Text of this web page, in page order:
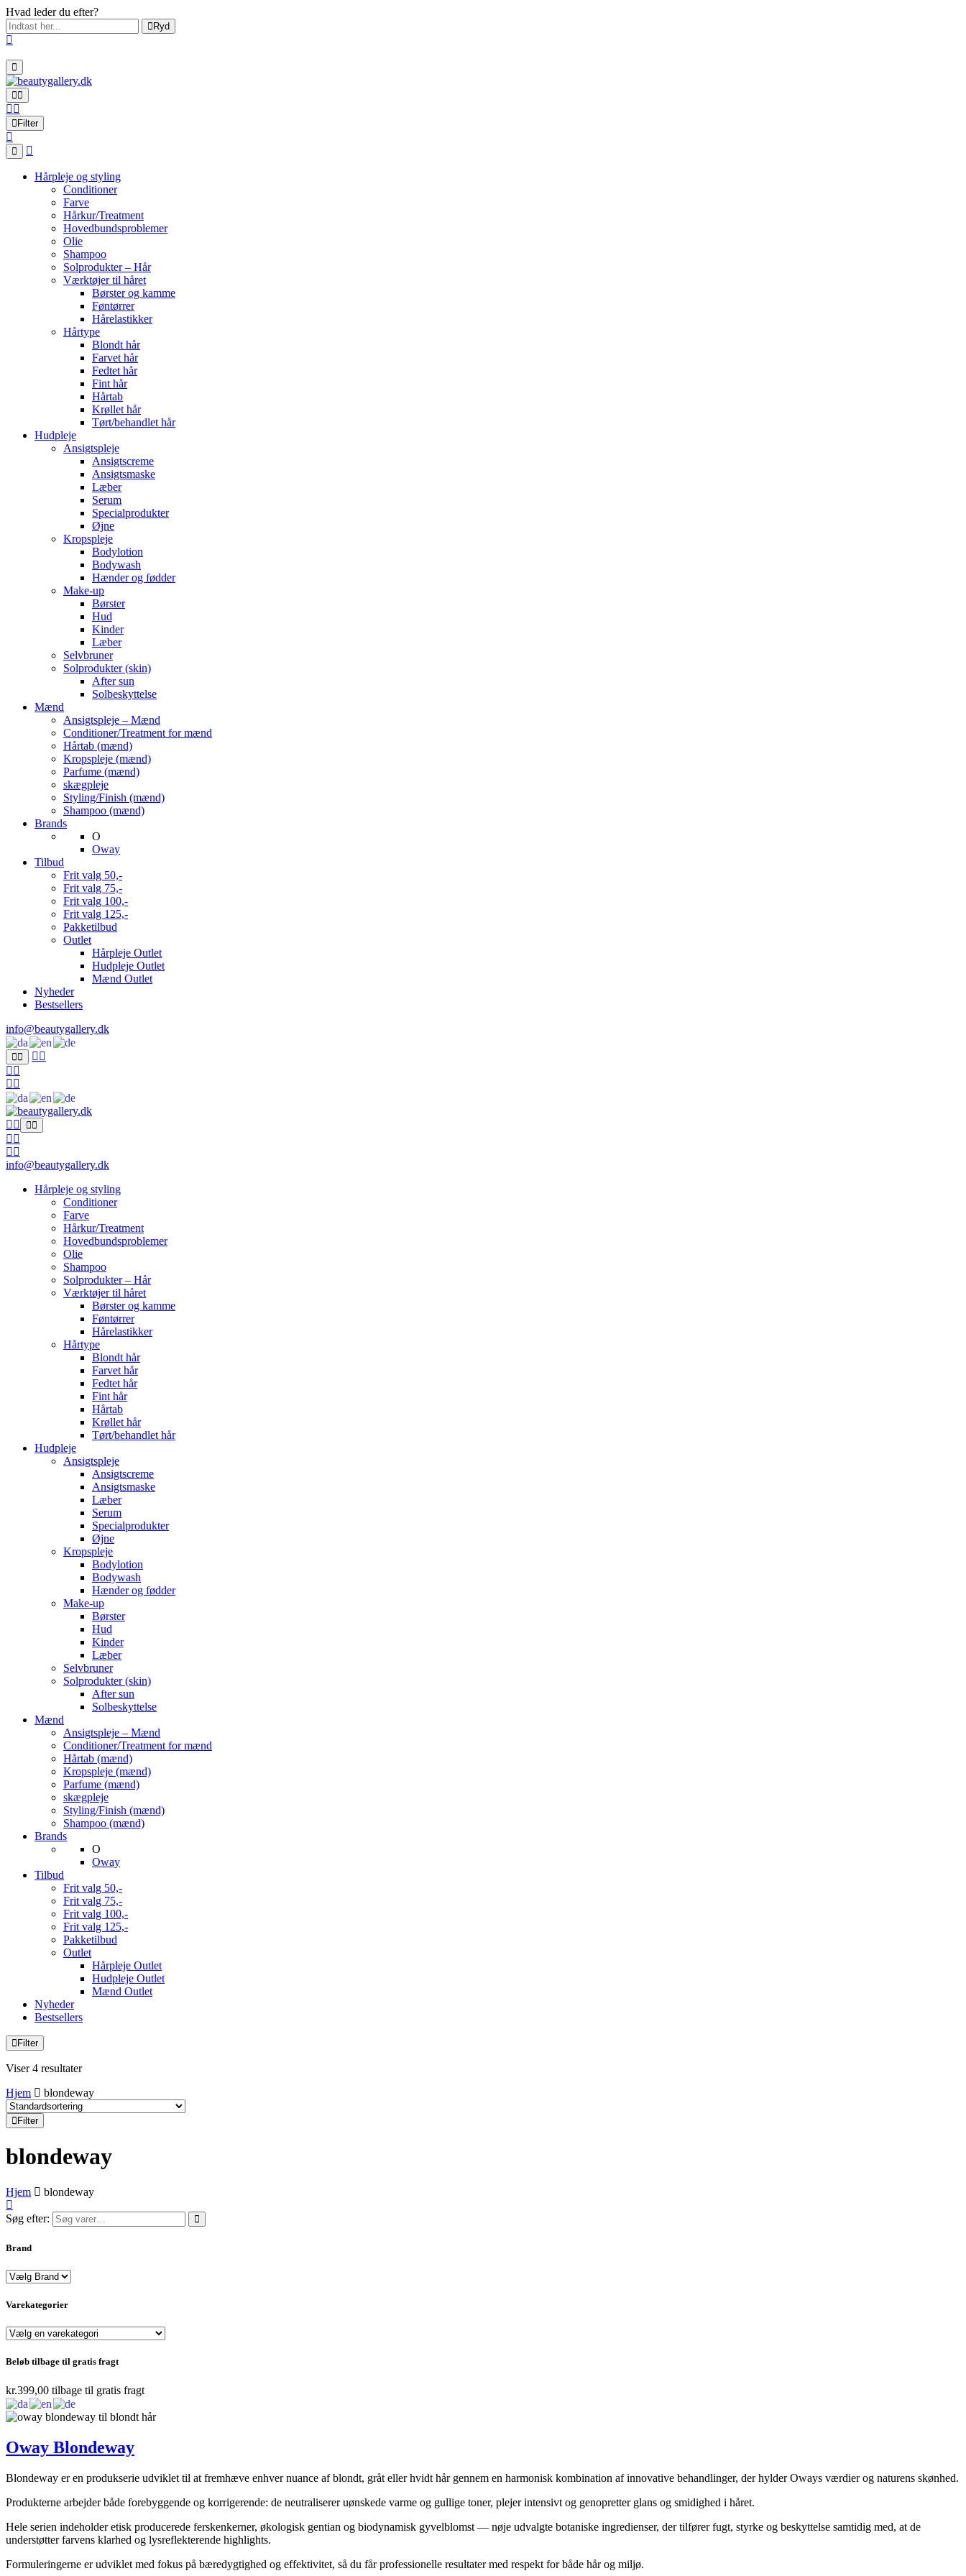
Hvad leder du efter?
Ryd
Filter
Hårpleje og styling
Conditioner
Farve
Hårkur/Treatment
Hovedbundsproblemer
Olie
Shampoo
Solprodukter – Hår
Værktøjer til håret
Børster og kamme
Føntørrer
Hårelastikker
Hårtype
Blondt hår
Farvet hår
Fedtet hår
Fint hår
Hårtab
Krøllet hår
Tørt/behandlet hår
Hudpleje
Ansigtspleje
Ansigtscreme
Ansigtsmaske
Læber
Serum
Specialprodukter
Øjne
Kropspleje
Bodylotion
Bodywash
Hænder og fødder
Make-up
Børster
Hud
Kinder
Læber
Selvbruner
Solprodukter (skin)
After sun
Solbeskyttelse
Mænd
Ansigtspleje – Mænd
Conditioner/Treatment for mænd
Hårtab (mænd)
Kropspleje (mænd)
Parfume (mænd)
skægpleje
Styling/Finish (mænd)
Shampoo (mænd)
Brands
O
Oway
Tilbud
Frit valg 50,-
Frit valg 75,-
Frit valg 100,-
Frit valg 125,-
Pakketilbud
Outlet
Hårpleje Outlet
Hudpleje Outlet
Mænd Outlet
Nyheder
Bestsellers
info@beautygallery.dk
info@beautygallery.dk
Hårpleje og styling
Conditioner
Farve
Hårkur/Treatment
Hovedbundsproblemer
Olie
Shampoo
Solprodukter – Hår
Værktøjer til håret
Børster og kamme
Føntørrer
Hårelastikker
Hårtype
Blondt hår
Farvet hår
Fedtet hår
Fint hår
Hårtab
Krøllet hår
Tørt/behandlet hår
Hudpleje
Ansigtspleje
Ansigtscreme
Ansigtsmaske
Læber
Serum
Specialprodukter
Øjne
Kropspleje
Bodylotion
Bodywash
Hænder og fødder
Make-up
Børster
Hud
Kinder
Læber
Selvbruner
Solprodukter (skin)
After sun
Solbeskyttelse
Mænd
Ansigtspleje – Mænd
Conditioner/Treatment for mænd
Hårtab (mænd)
Kropspleje (mænd)
Parfume (mænd)
skægpleje
Styling/Finish (mænd)
Shampoo (mænd)
Brands
O
Oway
Tilbud
Frit valg 50,-
Frit valg 75,-
Frit valg 100,-
Frit valg 125,-
Pakketilbud
Outlet
Hårpleje Outlet
Hudpleje Outlet
Mænd Outlet
Nyheder
Bestsellers
Filter
Viser 4 resultater
Hjem
blondeway
Filter
blondeway
Hjem blondeway
Søg efter:
Brand
Varekategorier
Beløb tilbage til gratis fragt
kr.399,00 tilbage til gratis fragt
Oway Blondeway
Blondeway er en produkserie udviklet til at fremhæve enhver nuance af blondt, gråt eller hvidt hår gennem en harmonisk kombination af innovative behandlinger, der hylder Oways værdier og naturens skønhed.
Produkterne arbejder både forebyggende og korrigerende: de neutraliserer uønskede varme og gullige toner, plejer intensivt og genopretter glans og smidighed i håret.
Hele serien indeholder etisk producerede ferskenkerner, økologisk gentian og biodynamisk gyvelblomst — nøje udvalgte botaniske ingredienser, der tilfører fugt, styrke og beskyttelse samtidig med, at de
understøtter farvens klarhed og lysreflekterende highlights.
Formuleringerne er udviklet med fokus på bæredygtighed og effektivitet, så du får professionelle resultater med respekt for både hår og miljø.